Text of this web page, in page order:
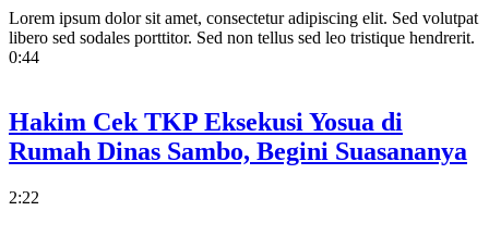
Lorem ipsum dolor sit amet, consectetur adipiscing elit. Sed volutpat
libero sed sodales porttitor. Sed non tellus sed leo tristique hendrerit.
0:44
Hakim Cek TKP Eksekusi Yosua di
Rumah Dinas Sambo, Begini Suasananya
2:22